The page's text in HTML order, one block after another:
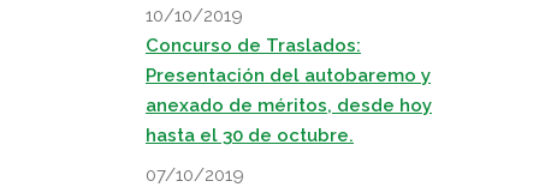
10/10/2019
Concurso de Traslados:
Presentación del autobaremo y
anexado de méritos, desde hoy
hasta el 30 de octubre.
07/10/2019